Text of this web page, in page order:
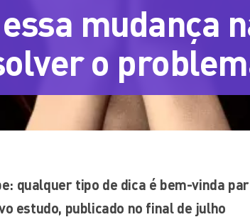
mudança
o
qualquer tipo de dica é bem-vinda
estudo, publicado no final de julho